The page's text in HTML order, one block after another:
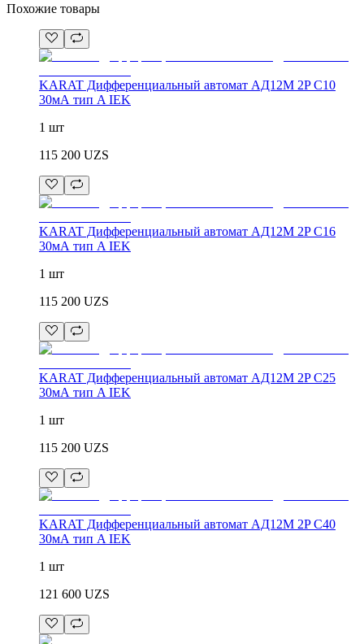
Похожие товары
KARAT Дифференциальный автомат АД12M 2P C10
30мА тип A IEK
1 шт
115 200 UZS
KARAT Дифференциальный автомат АД12M 2P C16
30мА тип A IEK
1 шт
115 200 UZS
KARAT Дифференциальный автомат АД12M 2P C25
30мА тип A IEK
1 шт
115 200 UZS
KARAT Дифференциальный автомат АД12M 2P C40
30мА тип A IEK
1 шт
121 600 UZS